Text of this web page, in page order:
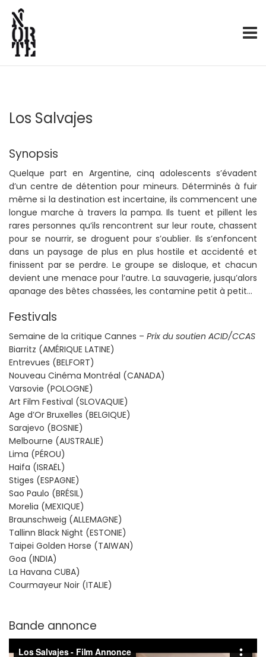
Norte
Production – Distribution
Los Salvajes
Synopsis
Quelque part en Argentine, cinq adolescents s’évadent
d’un centre de détention pour mineurs. Déterminés à fuir
même si la destination est incertaine, ils commencent une
longue marche à travers la pampa. Ils tuent et pillent les
rares personnes qu’ils rencontrent sur leur route, chassent
pour se nourrir, se droguent pour s’oublier. Ils s’enfoncent
dans un paysage de plus en plus hostile et accidenté et
finissent par se perdre. Le groupe se disloque, et chacun
devient une menace pour l’autre. La sauvagerie, jusqu’alors
apanage des bêtes chassées, les contamine petit à petit…
Festivals
Semaine de la critique Cannes – Prix du soutien ACID/CCAS
Biarritz (AMÉRIQUE LATINE)
Entrevues (BELFORT)
Nouveau Cinéma Montréal (CANADA)
Varsovie (POLOGNE)
Art Film Festival (SLOVAQUIE)
Age d’Or Bruxelles (BELGIQUE)
Sarajevo (BOSNIE)
Melbourne (AUSTRALIE)
Lima (PÉROU)
Haifa (ISRAËL)
Stiges (ESPAGNE)
Sao Paulo (BRÉSIL)
Morelia (MEXIQUE)
Braunschweig (ALLEMAGNE)
Tallinn Black Night (ESTONIE)
Taipei Golden Horse (TAIWAN)
Goa (INDIA)
La Havana CUBA)
Courmayeur Noir (ITALIE)
Bande annonce